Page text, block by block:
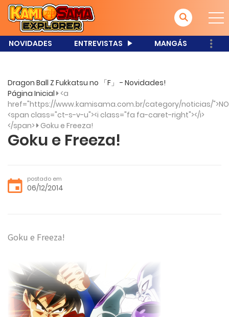
NOVIDADES ENTREVISTAS MANGÁS
Dragon Ball Z Fukkatsu no 「F」 - Novidades!
Página Inicial <a
href="https://www.kamisama.com.br/category/noticias/
<span class="ct-s-v-u"><i class="fa fa-caret-right"></i>
</span> Goku e Freeza!
Goku e Freeza!
postado em
06/12/2014
Goku e Freeza!